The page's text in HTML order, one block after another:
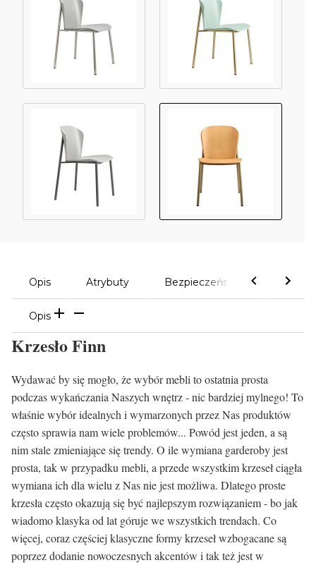
Opis Atrybuty Bezpieczeństwo
Opis
Krzesło Finn
Wydawać by się mogło, że wybór mebli to ostatnia prosta
podczas wykańczania Naszych wnętrz - nic bardziej mylnego! To
właśnie wybór idealnych i wymarzonych przez Nas produktów
często sprawia nam wiele problemów... Powód jest jeden, a są
nim stale zmieniające się trendy. O ile wymiana garderoby jest
prosta, tak w przypadku mebli, a przede wszystkim krzeseł ciągła
wymiana ich dla wielu z Nas nie jest możliwa. Dlatego proste
krzesła często okazują się być najlepszym rozwiązaniem - bo jak
wiadomo klasyka od lat góruje we wszystkich trendach. Co
więcej, coraz częściej klasyczne formy krzeseł wzbogacane są
poprzez dodanie nowoczesnych akcentów i tak też jest w